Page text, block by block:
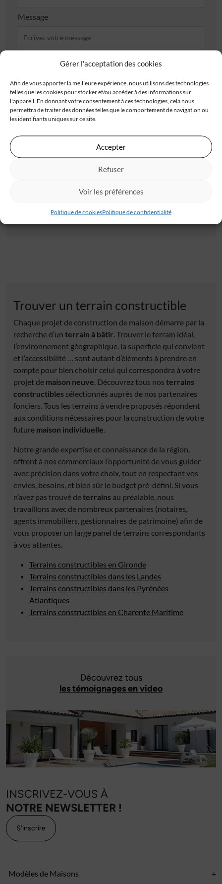
Gérer l'acceptation des cookies
Afin de vous apporter la meilleure expérience, nous utilisons des technologies
telles que les cookies pour stocker et/ou accéder à des informations sur
l'appareil. En donnant votre consentement à ces technologies, cela nous
permettra de traiter des données telles que le comportement de navigation ou
les identifiants uniques sur ce site.
Accepter
Refuser
Voir les préférences
Politique de cookiesPolitique de confidentialité
Message
J'accepte de recevoir les offres d'IGC
Je valide avoir pris connaissance de lapolitique de
confidentialité.
Les champs obligatoires sont marqués d’un astérisque (*). Les informations recueillies
règlementation applicable, vous disposez d’un droit d’accès, de rectification et
Trouver un terrain constructible
Chaque projet de construction de maison démarre par la
recherche d’un terrain à bâtir. Trouver le terrain idéal,
l’environnement géographique, la superficie qui convient
et l’accessibilité … sont autant d’éléments à prendre en
compte pour bien choisir celui qui correspondra à votre
projet de maison neuve. Découvrez tous nos terrains
constructibles sélectionnés auprès de nos partenaires
fonciers. Tous les terrains à vendre proposés répondent
aux conditions nécessaires pour la construction de votre
future maison individuelle.
Notre grande expertise et connaissance de la région,
offrent à nos commerciaux l’opportunité de vous guider
avec précision dans votre choix, tout en respectant vos
envies, besoins, et bien sûr le budget pré-défini. Si vous
n’avez pas trouvé deterrains au préalable, nous
travaillons avec de nombreux partenaires (notaires,
agents immobiliers, gestionnaires de patrimoine) afin de
vous proposer un large panel de terrains correspondants
à vos attentes.
Terrains constructibles en Gironde
Terrains constructibles dans les Landes
Terrains constructibles dans les Pyrénées
Atlantiques
Terrains constructibles en Charente Maritime
Découvrez tous
les témoignages en video
INSCRIVEZ-VOUS À
NOTRE NEWSLETTER !
S'inscrire
Modèles de Maisons